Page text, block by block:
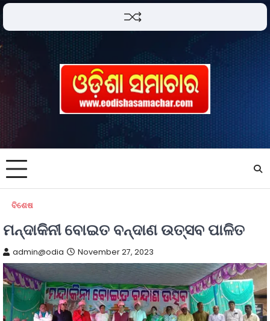
ବିଶେଷ
ମନ୍ଦାକିନୀ ବୋଇତ ବନ୍ଦାଣ ଉତ୍ସବ ପାଳିତ
admin@odia November 27, 2023